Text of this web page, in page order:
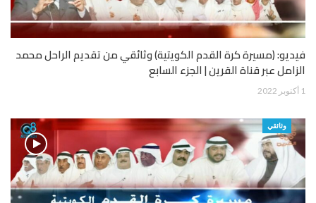
فيديو: (مسيرة كرة القدم الكويتية) وثائقي من تقديم الراحل محمد
الزامل عبر قناة القرين | الجزء السابع
1 أكتوبر 2022
وثائقي